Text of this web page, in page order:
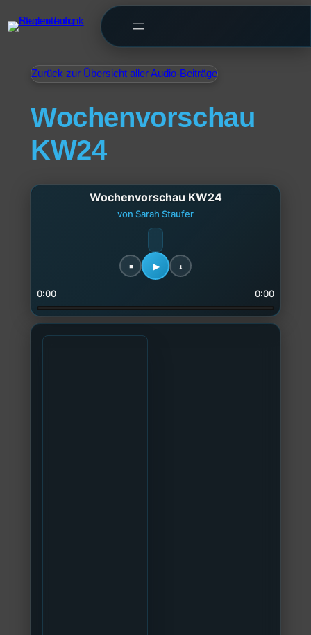
Zurück zur Übersicht aller Audio-Beiträge
Wochenvorschau
KW24
Wochenvorschau KW24
von Sarah Staufer
0:00 0:00